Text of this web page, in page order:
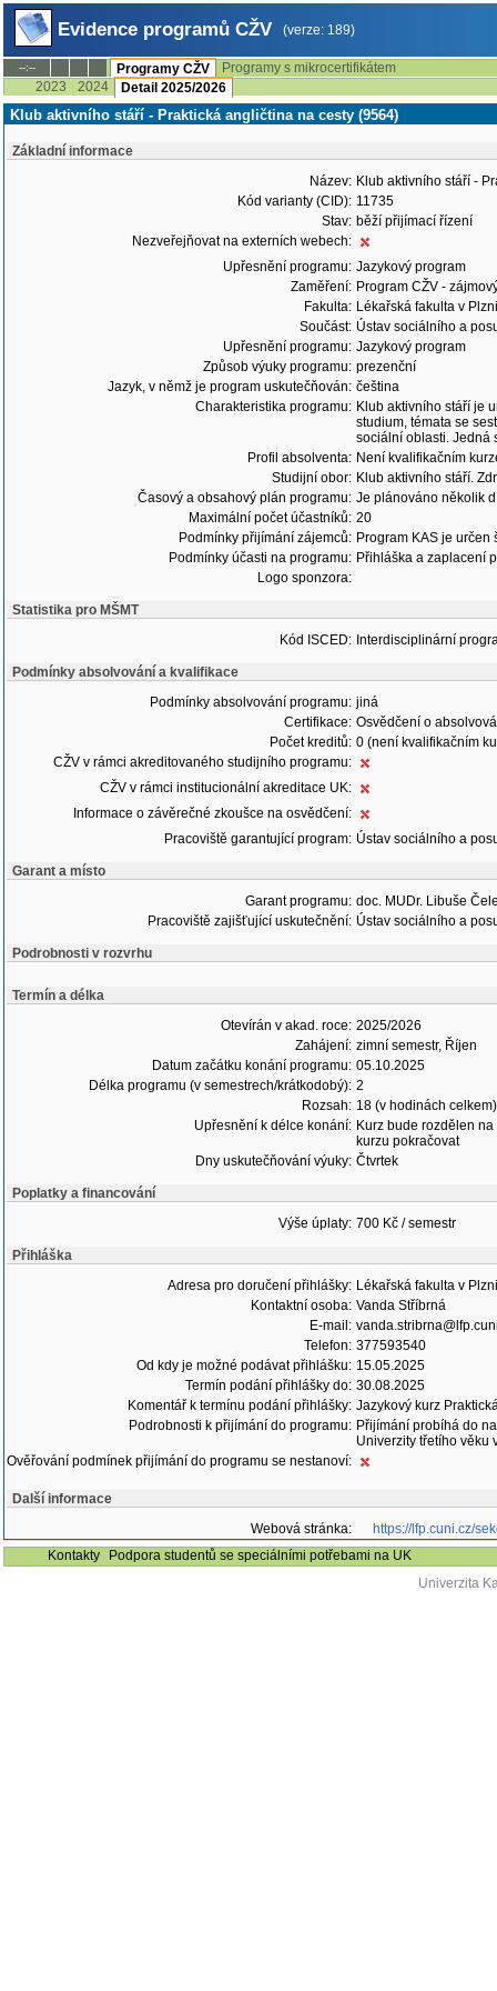
Evidence programů CŽV (verze: 189)
--:-- Programy CŽV
Programy s mikrocertifikátem
2023
2024 Detail 2025/2026
Klub aktivního stáří - Praktická angličtina na cesty (9564)
Základní informace
Název: Klub aktivního stáří -
Kód varianty (CID): 11735
Stav: běží přijímací řízení
Nezveřejňovat na externích webech:
Upřesnění programu: Jazykový program
Zaměření: Program CŽV -
Fakulta: Lékařská fakulta v Plzni
Součást: Ústav sociálního a
Upřesnění programu: Jazykový program
Způsob výuky programu: prezenční
Jazyk, v němž je program uskutečňován: čeština
Charakteristika programu: Klub aktivního stáří je
studium, témata se
sociální oblasti. Jedná
Profil absolventa: Není kvalifikačním
Studijní obor: Klub aktivního stáří.
Časový a obsahový plán programu: Je plánováno několik
Maximální počet účastníků: 20
Podmínky přijímání zájemců: Program KAS je
Podmínky účasti na programu: Přihláška a zaplacení
Logo sponzora:
Statistika pro MŠMT
Kód ISCED: Interdisciplinární
Podmínky absolvování a kvalifikace
Podmínky absolvování programu: jiná
Certifikace: Osvědčení o
Počet kreditů: 0 (není kvalifikačním
CŽV v rámci akreditovaného studijního programu:
CŽV v rámci institucionální akreditace UK:
Informace o závěrečné zkoušce na osvědčení:
Pracoviště garantující program: Ústav sociálního a
Garant a místo
Garant programu: doc. MUDr. Libuše
Pracoviště zajišťující uskutečnění: Ústav sociálního a
Podrobnosti v rozvrhu
Termín a délka
Otevírán v akad. roce: 2025/2026
Zahájení: zimní semestr, Říjen
Datum začátku konání programu: 05.10.2025
Délka programu (v semestrech/krátkodobý): 2
Rozsah: 18 (v hodinách celkem)
Upřesnění k délce konání: Kurz bude rozdělen
kurzu pokračovat
Dny uskutečňování výuky: Čtvrtek
Poplatky a financování
Výše úplaty: 700 Kč / semestr
Přihláška
Adresa pro doručení přihlášky: Lékařská fakulta v Plzni
Kontaktní osoba: Vanda Stříbrná
E-mail:
Telefon: 377593540
Od kdy je možné podávat přihlášku: 15.05.2025
Termín podání přihlášky do: 30.08.2025
Komentář k termínu podání přihlášky: Jazykový kurz
Podrobnosti k přijímání do programu: Přijímání probíhá do
Univerzity třetího věku
Ověřování podmínek přijímání do programu se nestanoví:
Další informace
Webová stránka:
https://lfp.cuni.cz/
Kontakty
Podpora studentů se speciálními potřebami na UK
Univerzita